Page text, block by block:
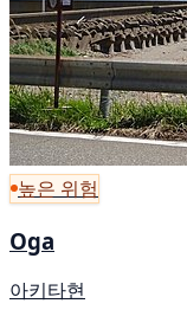
높은 위험
Oga
아키타현